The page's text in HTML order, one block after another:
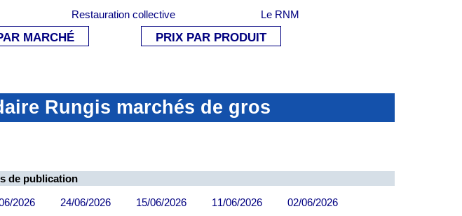
Restauration collective Le RNM
MARCHÉ PRIX PAR PRODUIT
Rungis marchés de gros
de publication